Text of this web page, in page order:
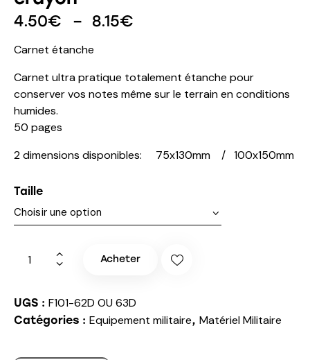
4.50€ – 8.15€
Carnet étanche
Carnet ultra pratique totalement étanche pour
conserver vos notes même sur le terrain en conditions
humides.
50 pages
2 dimensions disponibles: 75x130mm / 100x150mm
Taille
Acheter
UGS : F101-62D OU 63D
Catégories : Equipement militaire, Matériel Militaire